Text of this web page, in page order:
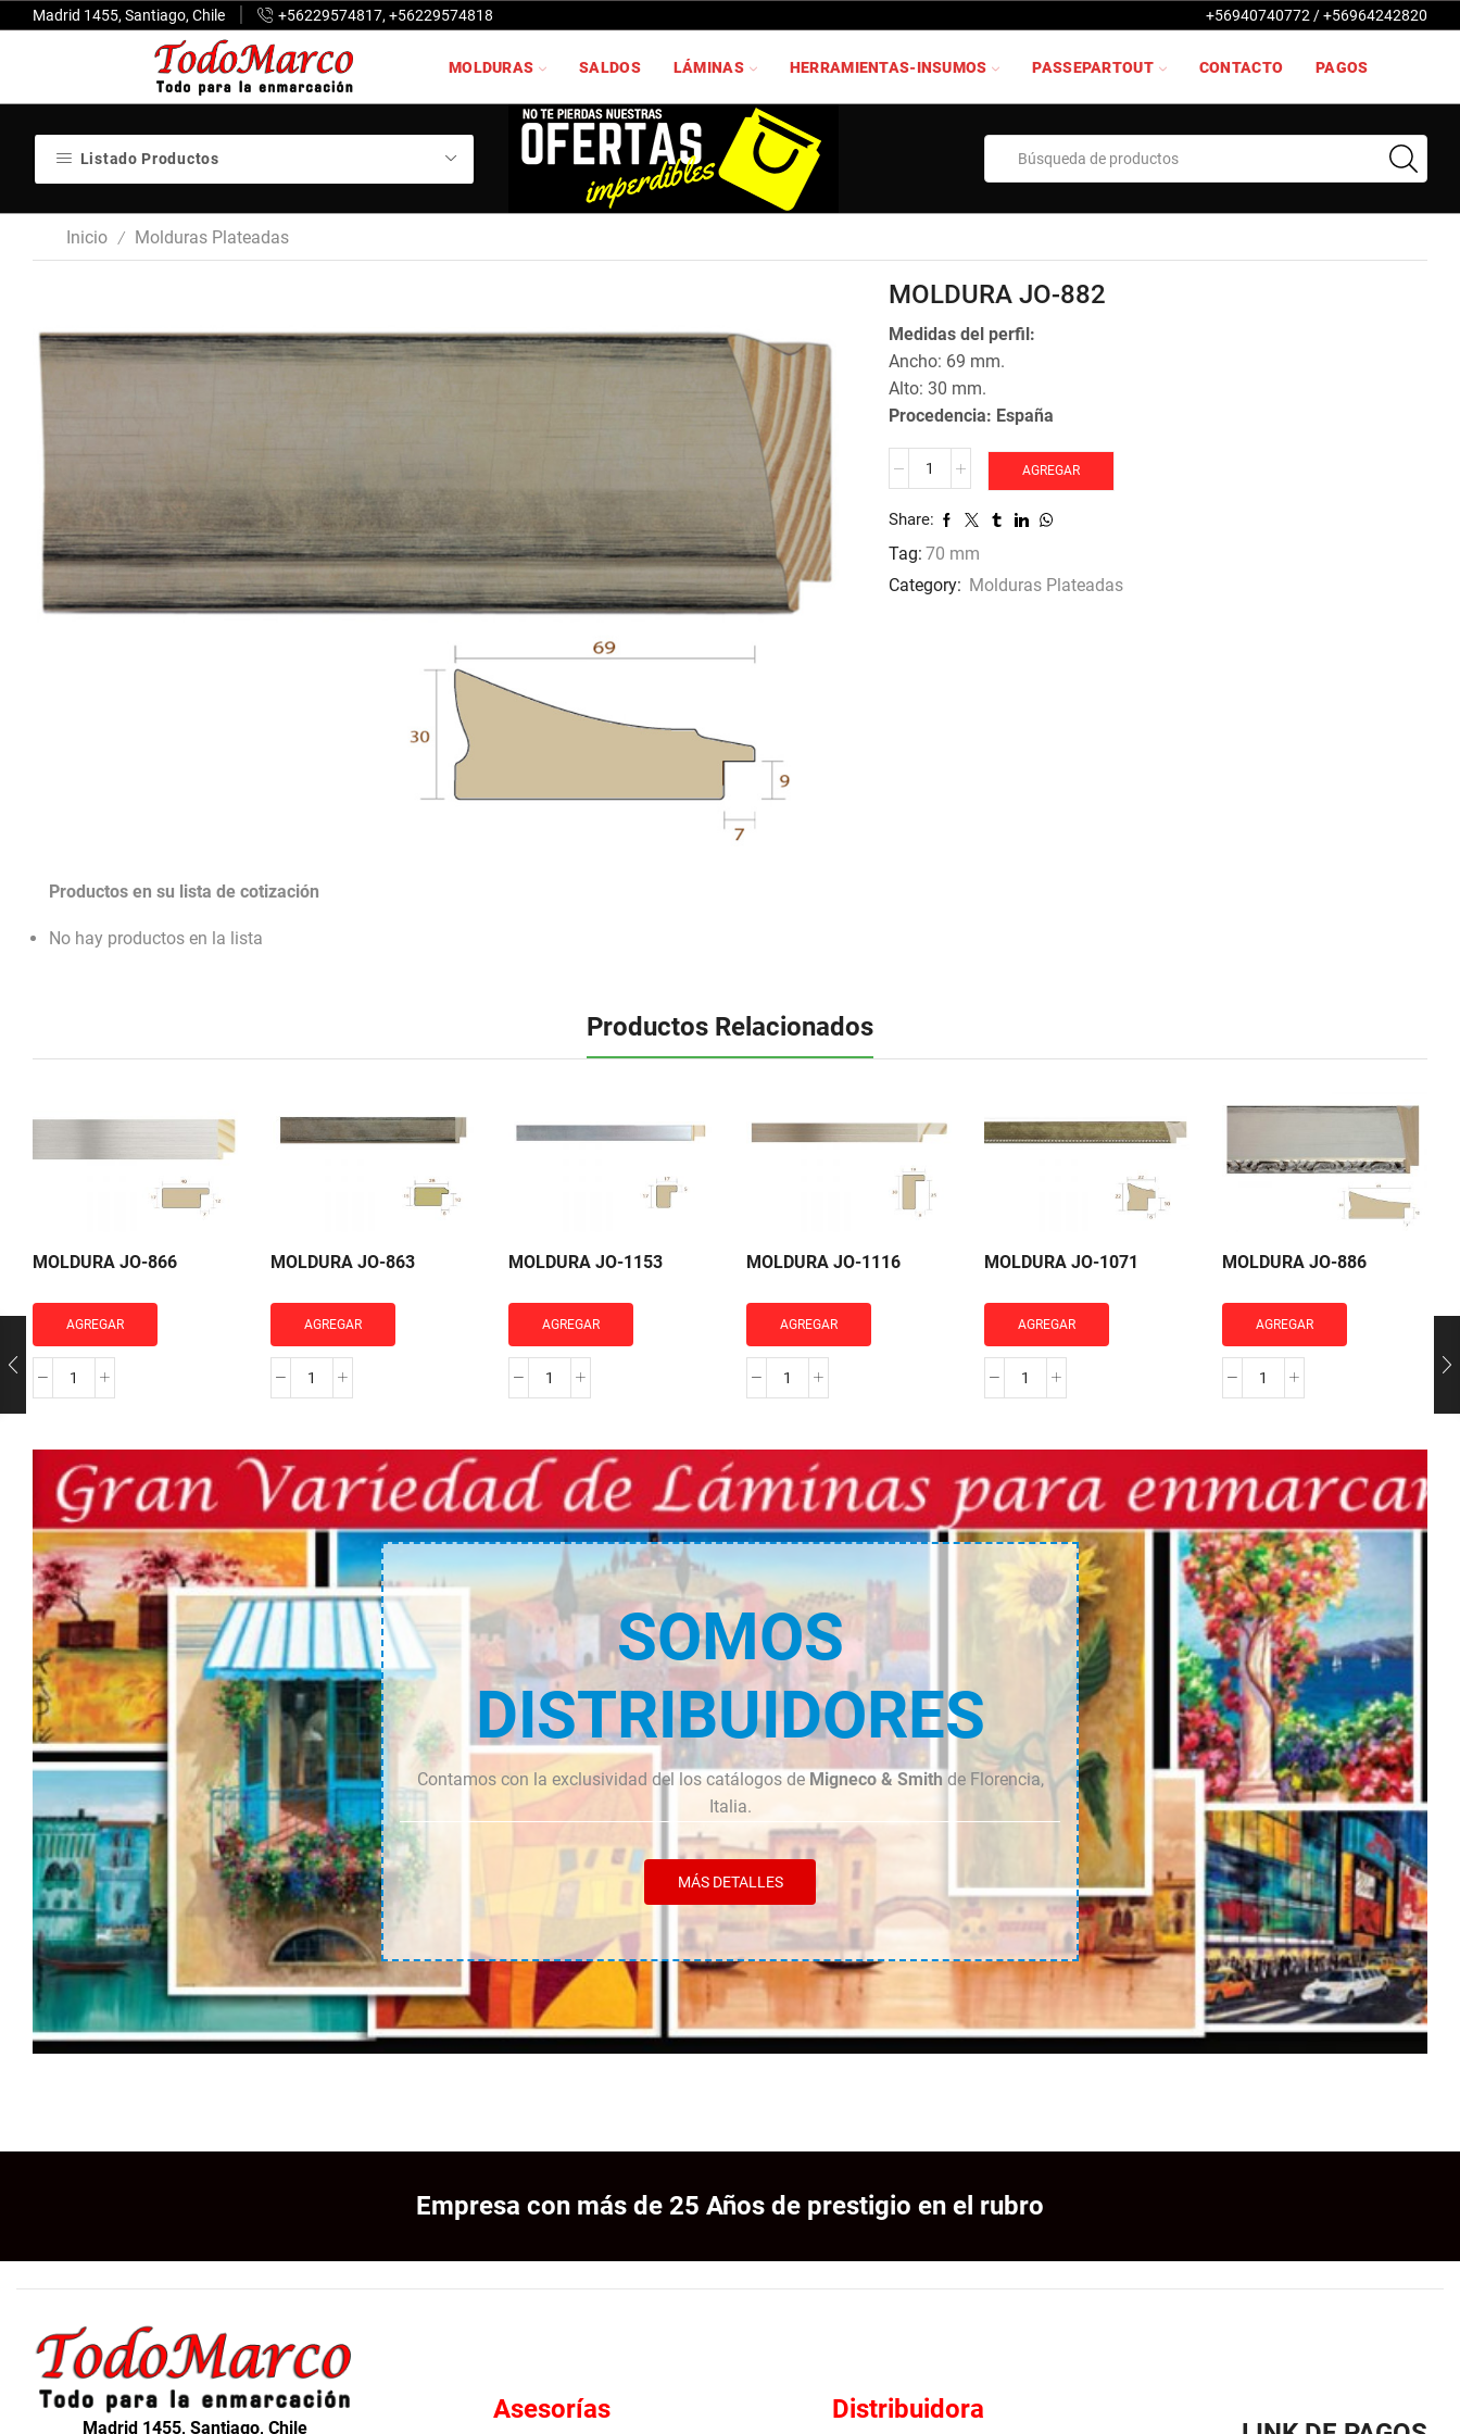
Madrid 1455, Santiago, Chile +56229574817, +56229574818 +56940740772 / +56964242820
MOLDURAS SALDOS LÁMINAS HERRAMIENTAS-INSUMOS PASSEPARTOUT CONTACTO PAGOS
Listado Productos
Inicio / Molduras Plateadas
Productos en su lista de cotización
No hay productos en la lista
MOLDURA JO-882
Medidas del perfil:
Ancho: 69 mm.
Alto: 30 mm.
Procedencia: España
MOLDURA
cantidad
AGREGAR
Share:
Tag: 70 mm
Category: Molduras Plateadas
Productos Relacionados
MOLDURA JO-866
AGREGAR
MOLDURA
cantidad
MOLDURA JO-863
AGREGAR
MOLDURA
cantidad
MOLDURA JO-1153
AGREGAR
MOLDURA
cantidad
MOLDURA JO-1116
AGREGAR
MOLDURA
cantidad
MOLDURA JO-1071
AGREGAR
MOLDURA
MOLDURA JO-886
AGREGAR
MOLDURA
SOMOS
DISTRIBUIDORES
Contamos con la exclusividad del los catálogos de Migneco & Smith de Florencia,
Italia.
MÁS DETALLES
Empresa con más de 25 Años de prestigio en el rubro
Madrid 1455, Santiago, Chile
Asesorías Distribuidora